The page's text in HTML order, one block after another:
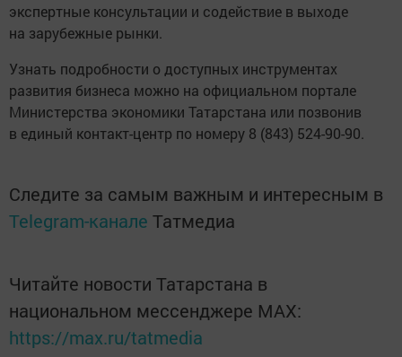
экспертные консультации и содействие в выходе
на зарубежные рынки.
Узнать подробности о доступных инструментах
развития бизнеса можно на официальном портале
Министерства экономики Татарстана или позвонив
в единый контакт-центр по номеру 8 (843) 524-90-90.
Следите за самым важным и интересным в
Telegram-канале Татмедиа
Читайте новости Татарстана в
национальном мессенджере MАХ:
https://max.ru/tatmedia